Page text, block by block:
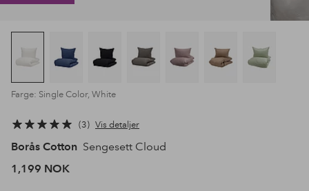
Farge: Single Color, White
3 Vis detaljer
Borås Cotton Sengesett Cloud
1,199 NOK